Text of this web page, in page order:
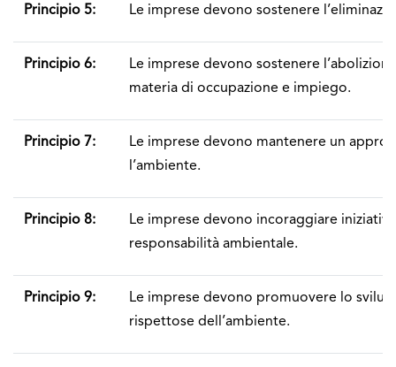
Principio 5: Le imprese devono sostenere
Principio 6:
Le imprese devono sostenere
materia di occupazione e impiego.
Principio 7:
Le imprese devono mantenere un
l’ambiente.
Principio 8:
Le imprese devono incoraggiare
responsabilità ambientale.
Principio 9:
Le imprese devono promuovere lo
rispettose dell’ambiente.